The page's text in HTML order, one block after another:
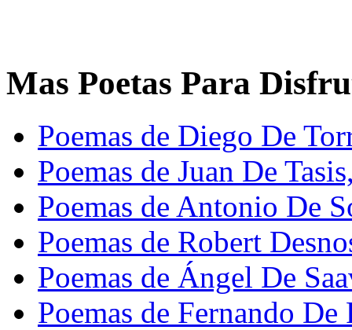
Mas Poetas Para
Poemas de Diego De
Poemas de Juan De
Poemas de Antonio De
Poemas de Robert
Poemas de Ángel De
Poemas de Fernando De